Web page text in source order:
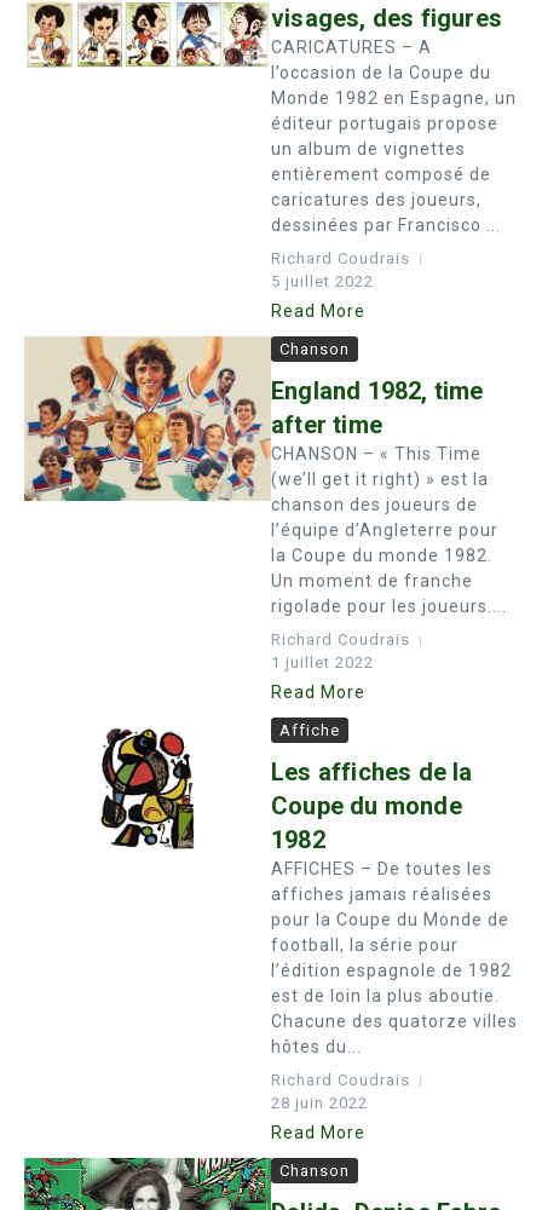
visages, des figures
CARICATURES – A
l’occasion de la Coupe du
Monde 1982 en Espagne, un
éditeur portugais propose
un album de vignettes
entièrement composé de
caricatures des joueurs,
dessinées par Francisco ...
Richard Coudrais
5 juillet 2022
Read More
Chanson
England 1982, time
after time
CHANSON – « This Time
(we’ll get it right) » est la
chanson des joueurs de
l’équipe d’Angleterre pour
la Coupe du monde 1982.
Un moment de franche
rigolade pour les joueurs....
Richard Coudrais
1 juillet 2022
Read More
Affiche
Les affiches de la
Coupe du monde
1982
AFFICHES – De toutes les
affiches jamais réalisées
pour la Coupe du Monde de
football, la série pour
l’édition espagnole de 1982
est de loin la plus aboutie.
Chacune des quatorze villes
hôtes du...
Richard Coudrais
28 juin 2022
Read More
Chanson